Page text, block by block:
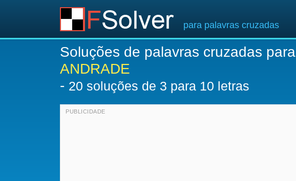
para palavras cruzadas
Soluções de palavras cruzadas para
ANDRADE
- 20 soluções de 3 para 10 letras